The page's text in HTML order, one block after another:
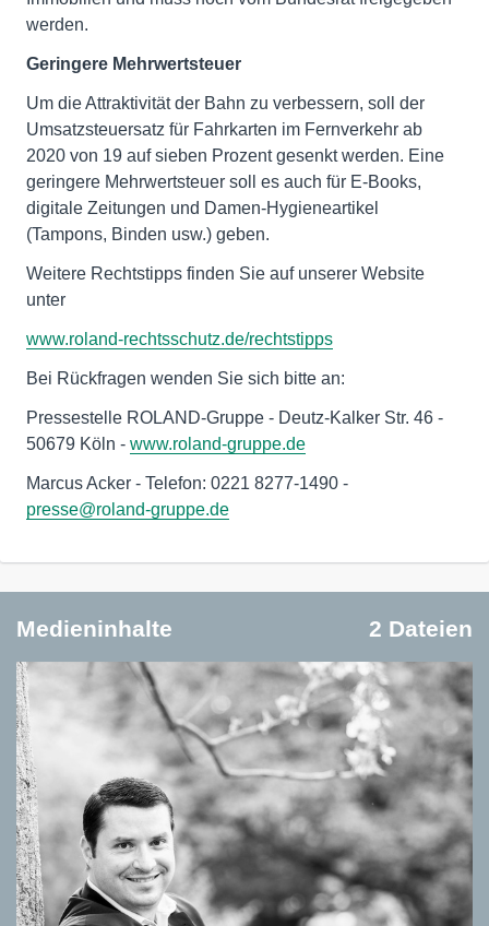
werden.
Geringere Mehrwertsteuer
Um die Attraktivität der Bahn zu verbessern, soll der
Umsatzsteuersatz für Fahrkarten im Fernverkehr ab
2020 von 19 auf sieben Prozent gesenkt werden. Eine
geringere Mehrwertsteuer soll es auch für E-Books,
digitale Zeitungen und Damen-Hygieneartikel
(Tampons, Binden usw.) geben.
Weitere Rechtstipps finden Sie auf unserer Website
unter
www.roland-rechtsschutz.de/rechtstipps
Bei Rückfragen wenden Sie sich bitte an:
Pressestelle ROLAND-Gruppe - Deutz-Kalker Str. 46 -
50679 Köln - www.roland-gruppe.de
Marcus Acker - Telefon: 0221 8277-1490 -
presse@roland-gruppe.de
Medieninhalte 2 Dateien